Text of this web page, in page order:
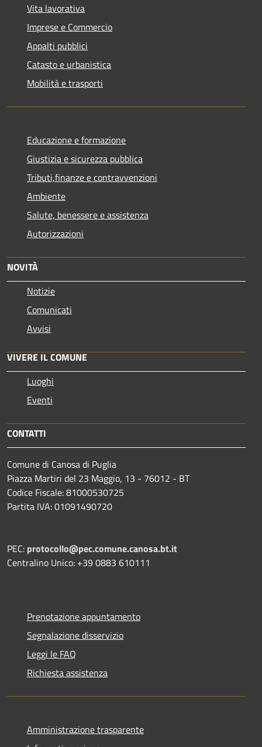
Vita lavorativa
Imprese e Commercio
Appalti pubblici
Catasto e urbanistica
Mobilità e trasporti
Educazione e formazione
Giustizia e sicurezza pubblica
Tributi,finanze e contravvenzioni
Ambiente
Salute, benessere e assistenza
Autorizzazioni
NOVITÀ
Notizie
Comunicati
Avvisi
VIVERE IL COMUNE
Luoghi
Eventi
CONTATTI
Comune di Canosa di Puglia
Piazza Martiri del 23 Maggio, 13 - 76012 - BT
Codice Fiscale: 81000530725
Partita IVA: 01091490720
PEC: protocollo@pec.comune.canosa.bt.it
Centralino Unico: +39 0883 610111
Prenotazione appuntamento
Segnalazione disservizio
Leggi le FAQ
Richiesta assistenza
Amministrazione trasparente